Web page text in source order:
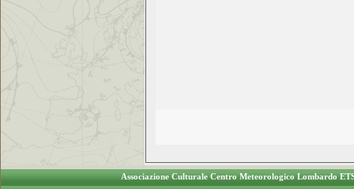
Associazione Culturale Centro Meteorologico Lombardo